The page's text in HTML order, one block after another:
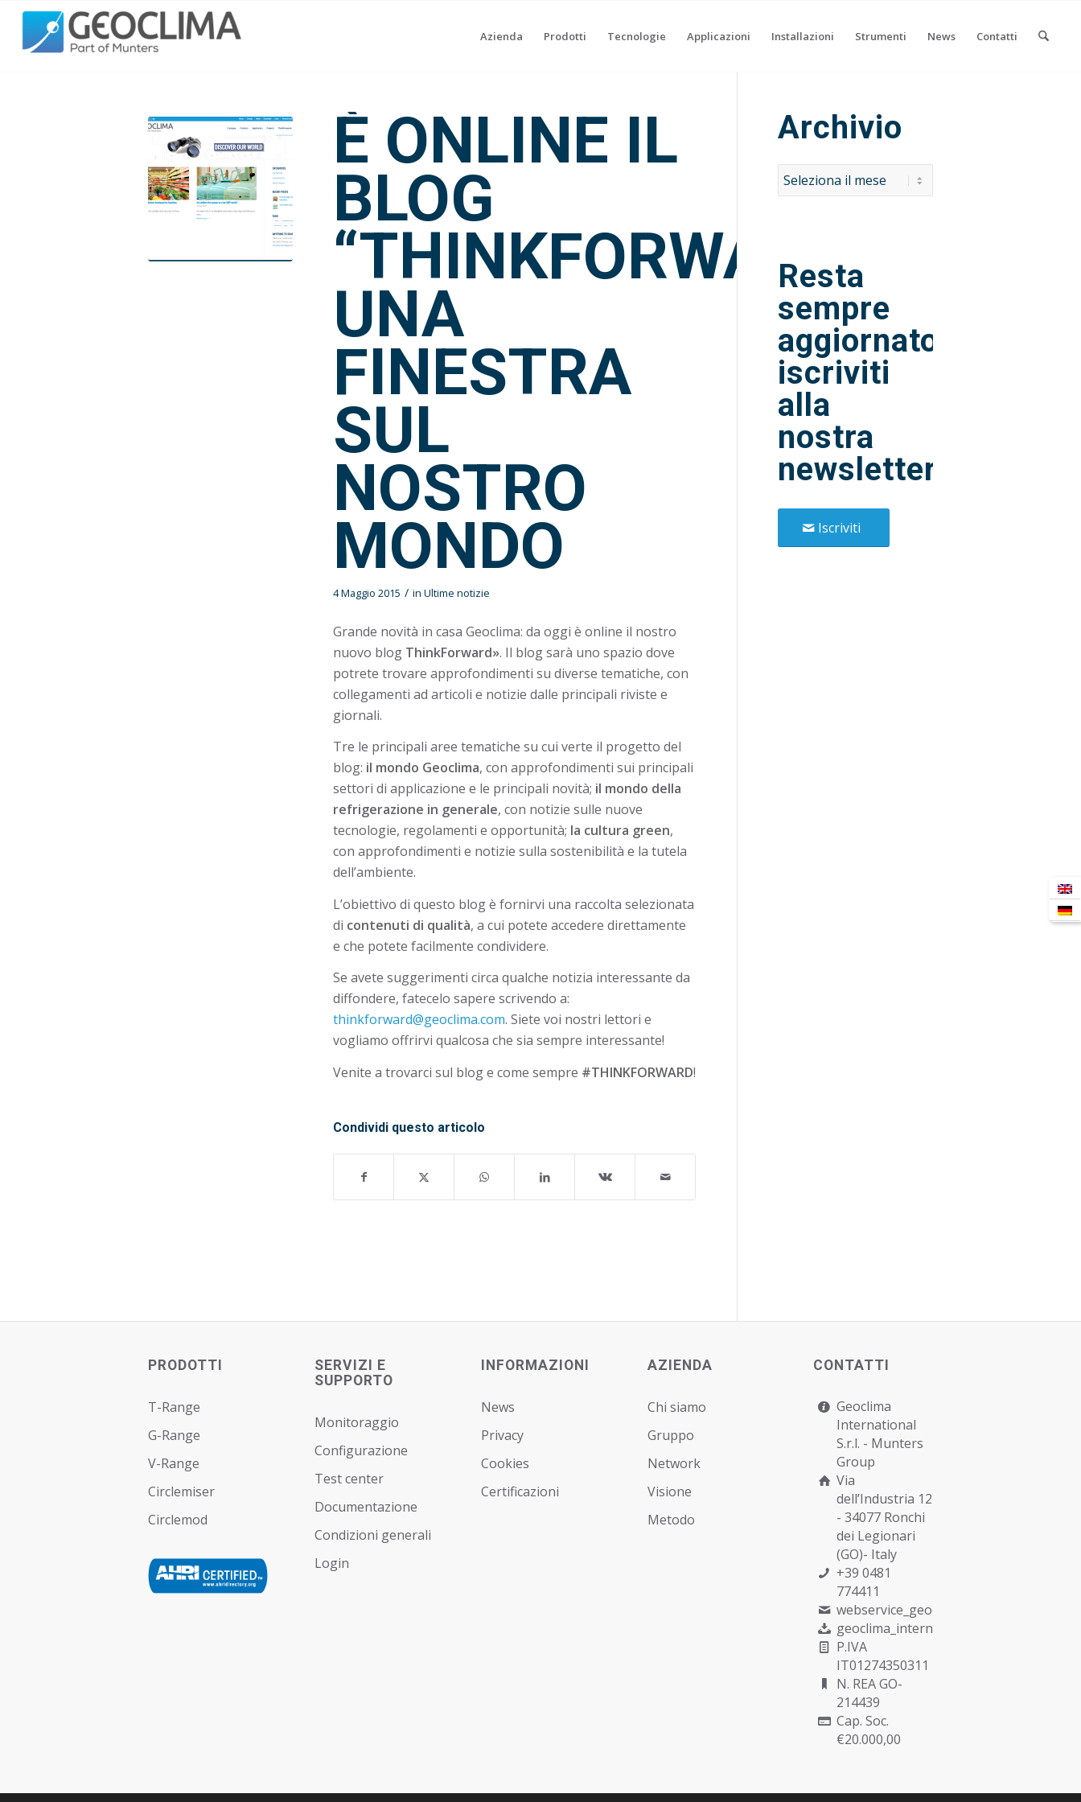
Azienda Prodotti Tecnologie Applicazioni Installazioni Strumenti News Contatti
È ONLINE IL
BLOG
“THINKFORWARD»”:
UNA
FINESTRA
SUL
NOSTRO
MONDO
4 Maggio 2015 / inUltime notizie
Grande novità in casa Geoclima: da oggi è online il nostro
nuovo blog ThinkForward». Il blog sarà uno spazio dove
potrete trovare approfondimenti su diverse tematiche, con
collegamenti ad articoli e notizie dalle principali riviste e
giornali.
Tre le principali aree tematiche su cui verte il progetto del
blog: il mondo Geoclima, con approfondimenti sui principali
settori di applicazione e le principali novità; il mondo della
refrigerazione in generale, con notizie sulle nuove
tecnologie, regolamenti e opportunità; la cultura green,
con approfondimenti e notizie sulla sostenibilità e la tutela
dell’ambiente.
L’obiettivo di questo blog è fornirvi una raccolta selezionata
di contenuti di qualità, a cui potete accedere direttamente
e che potete facilmente condividere.
Se avete suggerimenti circa qualche notizia interessante da
diffondere, fatecelo sapere scrivendo a:
thinkforward@geoclima.com. Siete voi nostri lettori e
vogliamo offrirvi qualcosa che sia sempre interessante!
Venite a trovarci sul blog e come sempre #THINKFORWARD!
Condividi questo articolo
Archivio
Resta
sempre
aggiornato,
iscriviti
alla
nostra
newsletter!
Iscriviti
PRODOTTI
T-Range
G-Range
V-Range
Circlemiser
Circlemod
SERVIZI E
SUPPORTO
Monitoraggio
Configurazione
Test center
Documentazione
Condizioni generali
Login
INFORMAZIONI
News
Privacy
Cookies
Certificazioni
AZIENDA
Chi siamo
Gruppo
Network
Visione
Metodo
CONTATTI
Geoclima
International
S.r.l. - Munters
Group
Via
dell’Industria 12
- 34077 Ronchi
dei Legionari
(GO)- Italy
+39 0481
774411
webservice_geoclima@munters.com
geoclima_international@pec.it
P.IVA
IT01274350311
N. REA GO-
214439
Cap. Soc.
€20.000,00